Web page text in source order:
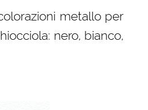
metallo per
nero, bianco,